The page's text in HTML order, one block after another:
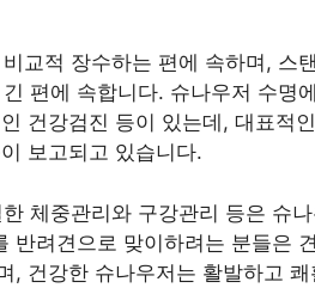
교적 장수하는 편에 속하며, 스
편에 속합니다. 슈나우저 수명
건강검진 등이 있는데, 대표적
보고되고 있습니다.
체중관리와 구강관리 등은 슈
반려견으로 맞이하려는 분들은
, 건강한 슈나우저는 활발하고